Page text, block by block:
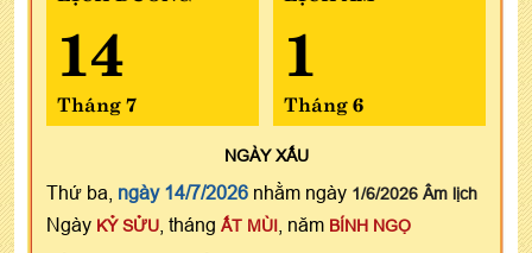
14
Tháng 7
1
Tháng 6
NGÀYXẤU
Thứ ba, ngày 14/7/2026 nhằm ngày 1/6/2026 Âm lịch
Ngày KỶ SỬU , tháng ẤT MÙI , năm BÍNH NGỌ